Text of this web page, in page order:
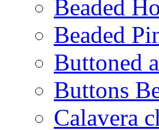
Beaded
Beaded
Buttoned
Buttons
Calavera